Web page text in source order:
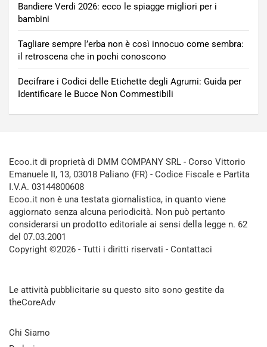
Bandiere Verdi 2026: ecco le spiagge migliori per i
bambini
Tagliare sempre l’erba non è così innocuo come sembra:
il retroscena che in pochi conoscono
Decifrare i Codici delle Etichette degli Agrumi: Guida per
Identificare le Bucce Non Commestibili
Ecoo.it di proprietà di DMM COMPANY SRL - Corso Vittorio
Emanuele II, 13, 03018 Paliano (FR) - Codice Fiscale e Partita
I.V.A. 03144800608
Ecoo.it non è una testata giornalistica, in quanto viene
aggiornato senza alcuna periodicità. Non può pertanto
considerarsi un prodotto editoriale ai sensi della legge n. 62
del 07.03.2001
Copyright ©2026 - Tutti i diritti riservati - Contattaci
Le attività pubblicitarie su questo sito sono gestite da
theCoreAdv
Chi Siamo